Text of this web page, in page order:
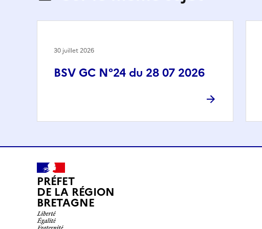
BSV GC N°24 du 28 07 2026
30 juillet 2026
PRÉFET
DE LA RÉGION
BRETAGNE